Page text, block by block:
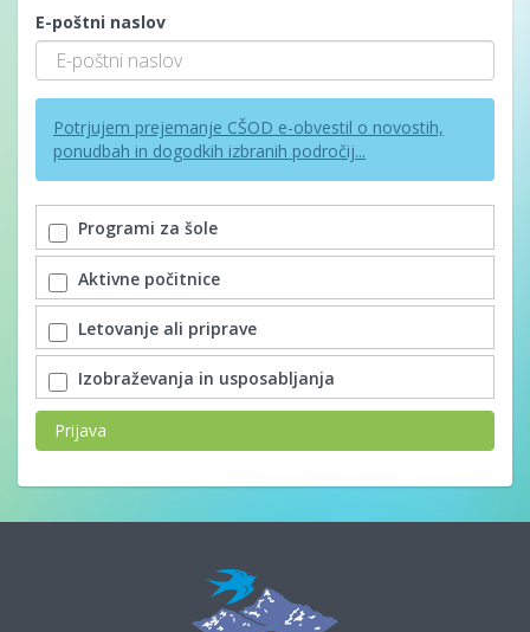
E-poštni naslov
Potrjujem prejemanje CŠOD e-obvestil o novostih,
ponudbah in dogodkih izbranih področij...
Programi za šole
Aktivne počitnice
Letovanje ali priprave
Izobraževanja in usposabljanja
Prijava